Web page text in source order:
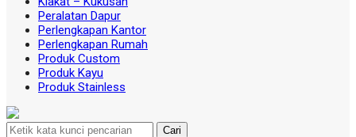
Peralatan Dapur
Perlengkapan Kantor
Perlengkapan Rumah
Produk Custom
Produk Kayu
Produk Stainless
Cari